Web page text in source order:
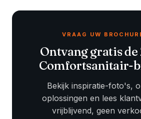
VRAAG UW
Ontvang gratis de
Comfortsanitair-
Bekijk inspiratie-foto's,
oplossingen en lees
vrijblijvend, geen